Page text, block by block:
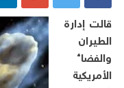
قالت إدارة
الطيران
والفضاء
الأمريكية